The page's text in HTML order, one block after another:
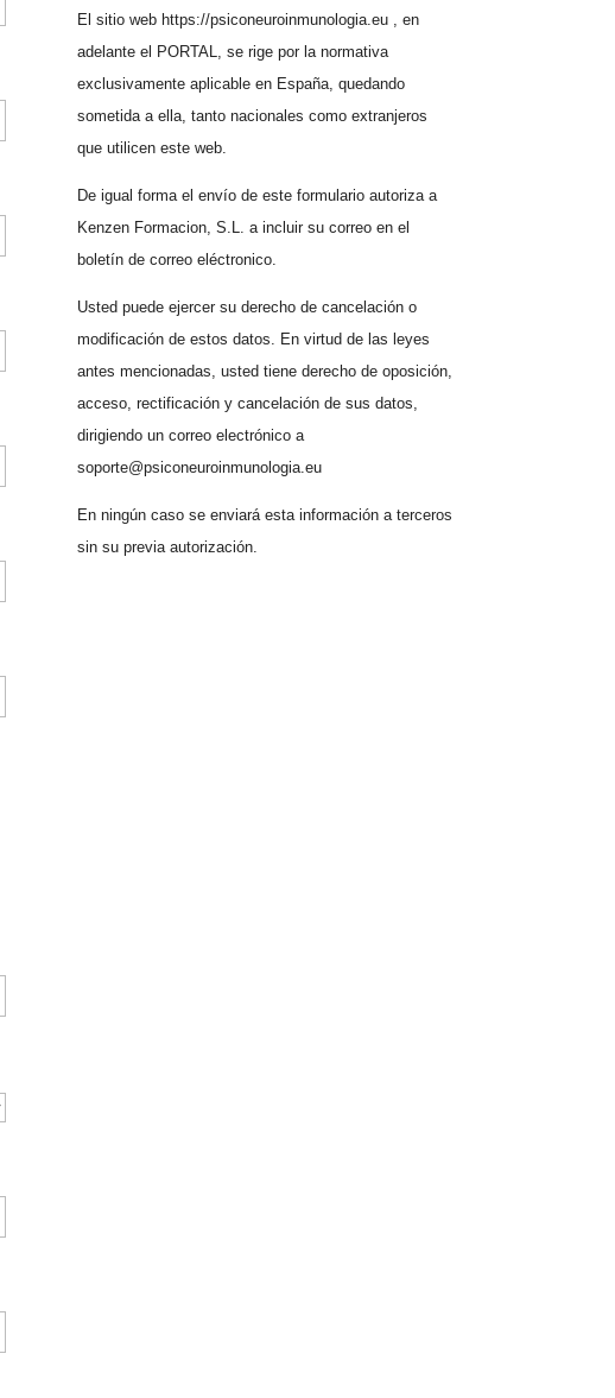
El sitio web https://psiconeuroinmunologia.eu , en
adelante el PORTAL, se rige por la normativa
exclusivamente aplicable en España, quedando
sometida a ella, tanto nacionales como extranjeros
que utilicen este web.
De igual forma el envío de este formulario autoriza a
Kenzen Formacion, S.L. a incluir su correo en el
boletín de correo eléctronico.
Usted puede ejercer su derecho de cancelación o
modificación de estos datos. En virtud de las leyes
antes mencionadas, usted tiene derecho de oposición,
acceso, rectificación y cancelación de sus datos,
dirigiendo un correo electrónico a
soporte@psiconeuroinmunologia.eu
En ningún caso se enviará esta información a terceros
sin su previa autorización.